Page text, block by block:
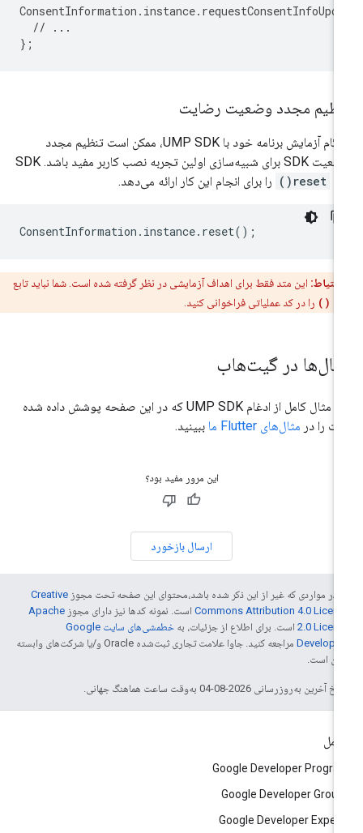
ConsentInformation.instance.
// ...
مجدد وضعیت رضایت
هنگام آزمایش برنامه خود با UMP SDK، ممکن است تنظیم مجدد
وضعیت SDK برای شبیه‌سازی اولین تجربه نصب کاربر مفید باشد. SDK
reset() را برای انجام این کار ارائه می‌دهد.
ConsentInformation.instance.reset
احتیاط:این متد فقط برای اهداف آزمایشی در نظر گرفته شده است. شما نباید تابع
را در کد عملیاتی فراخوانی کنید.
در گیت‌هاب
یک مثال کامل از ادغام UMP SDK که در این صفحه پوشش داده شده
را در مثال‌های Flutter ما ببینید.
این مرور مفید بود؟
ارسال بازخورد
در مواردی که غیر از این ذکر شده باشد،‌محتوای این صفحه تحت مجوزCreative
Commons Attribution 4.0است. نمونه کدها نیز دارای مجوزApache
2.0است. برای اطلاع از جزئیات، به
خطمشی‌های سایت Google
مراجعه کنید. جاوا علامت تجاری ثبت‌شده Oracle و/یا شرکت‌های وابسته
آن است.
آخرین به‌روزرسانی 2026-08-04 به‌وقت ساعت هماهنگ جهانی.
Google Developer
Google Developer
Google Developer